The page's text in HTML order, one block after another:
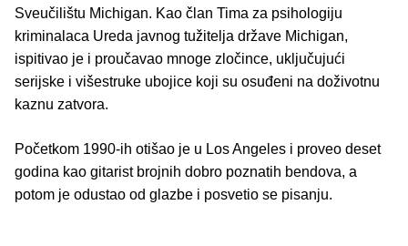
Sveučilištu Michigan. Kao član Tima za psihologiju
kriminalaca Ureda javnog tužitelja države Michigan,
ispitivao je i proučavao mnoge zločince, uključujući
serijske i višestruke ubojice koji su osuđeni na doživotnu
kaznu zatvora.
Početkom 1990-ih otišao je u Los Angeles i proveo deset
godina kao gitarist brojnih dobro poznatih bendova, a
potom je odustao od glazbe i posvetio se pisanju.